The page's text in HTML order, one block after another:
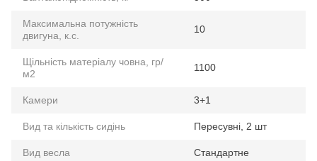
Максимальна потужність
двигуна, к.с.
10
Щільність матеріалу човна, гр/
м2
1100
Камери 3+1
Вид та кількість сидінь Пересувні, 2 шт
Вид весла Стандартне